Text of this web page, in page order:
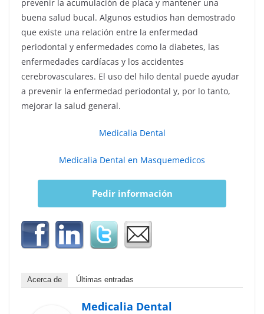
prevenir la acumulación de placa y mantener una
buena salud bucal. Algunos estudios han demostrado
que existe una relación entre la enfermedad
periodontal y enfermedades como la diabetes, las
enfermedades cardíacas y los accidentes
cerebrovasculares. El uso del hilo dental puede ayudar
a prevenir la enfermedad periodontal y, por lo tanto,
mejorar la salud general.
Medicalia Dental
Medicalia Dental en Masquemedicos
Pedir información
Acerca de Últimas entradas
Medicalia Dental